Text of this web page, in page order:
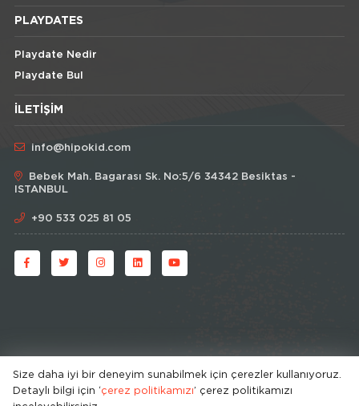
PLAYDATES
Playdate Nedir
Playdate Bul
İLETIŞIM
info@hipokid.com
Bebek Mah. Bagarası Sk. No:5/6 34342 Besiktas -
ISTANBUL
+90 533 025 81 05
© HipoKid 2026 . All rights reserved.
Size daha iyi bir deneyim sunabilmek için çerezler kullanıyoruz.
Detaylı bilgi için ‘çerez politikamızı’ çerez politikamızı